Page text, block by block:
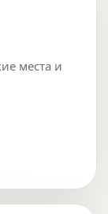
места и